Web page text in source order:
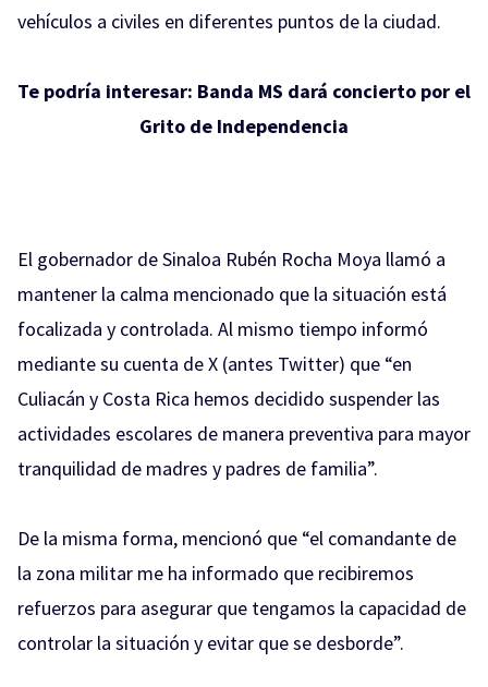
vehículos a civiles en diferentes puntos de la ciudad.
Te podría interesar: Banda MS dará concierto por el
Grito de Independencia
El gobernador de Sinaloa Rubén Rocha Moya llamó a
mantener la calma mencionado que la situación está
focalizada y controlada. Al mismo tiempo informó
mediante su cuenta de X (antes Twitter) que “en
Culiacán y Costa Rica hemos decidido suspender las
actividades escolares de manera preventiva para mayor
tranquilidad de madres y padres de familia”.
De la misma forma, mencionó que “el comandante de
la zona militar me ha informado que recibiremos
refuerzos para asegurar que tengamos la capacidad de
controlar la situación y evitar que se desborde”.